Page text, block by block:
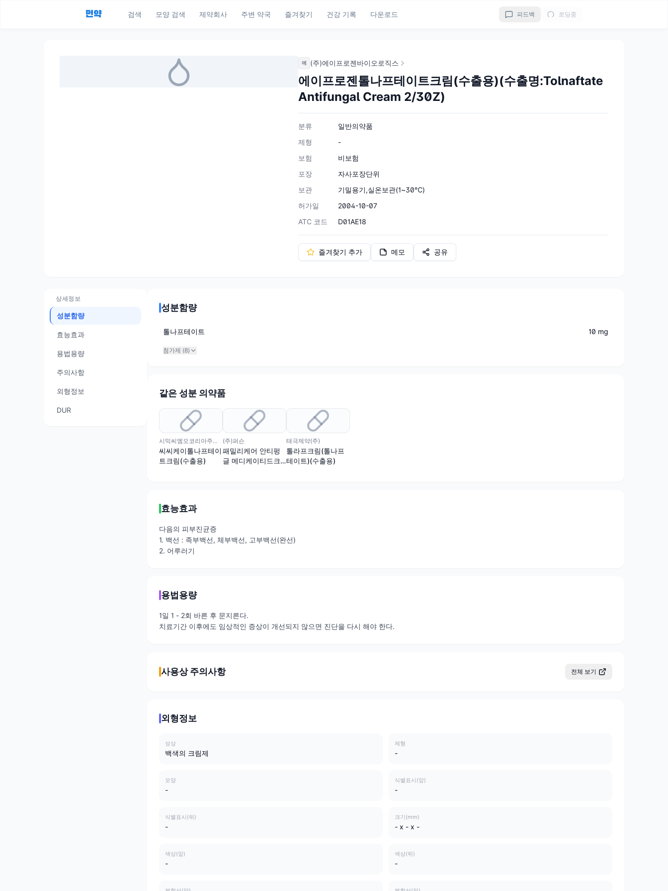
먼약 검색 모양 검색 제약회사 주변 약국 즐겨찾기 건강 기록 다운로드 피드백 로딩중
에 (주)에이프로젠바이오로직스
에이프로젠톨나프테이트크림(수출용)(수출명:Tolnaftate
Antifungal Cream 2/30Z)
분류
일반의약품
제형
-
보험
비보험
포장
자사포장단위
보관
기밀용기,실온보관(1~30℃)
허가일
2004-10-07
ATC 코드
D01AE18
즐겨찾기 추가 메모 공유
상세정보
성분함량
효능효과
용법용량
주의사항
외형정보
DUR
성분함량
톨나프테이트 10 mg
첨가제 (8)
같은 성분 의약품
시믹씨엠오코리아주식회사
씨씨케이톨나프테이
트크림(수출용)
(주)퍼슨
패밀리케어 안티펑
글 메디케이티드크
태극제약(주)
톨라프크림(톨나프
테이트)(수출용)
효능효과
다음의 피부진균증
1. 백선 : 족부백선, 체부백선, 고부백선(완선)
2. 어루러기
용법용량
1일 1 - 2회 바른 후 문지른다.
치료기간 이후에도 임상적인 증상이 개선되지 않으면 진단을 다시 해야 한다.
사용상 주의사항 전체 보기
외형정보
성상
백색의 크림제
제형
-
모양
-
식별표시(앞)
-
식별표시(뒤)
-
크기(mm)
- x - x -
색상(앞)
-
색상(뒤)
-